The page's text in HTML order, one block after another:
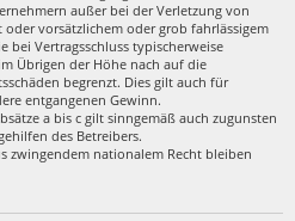
außer bei der Verletzung von
vorsätzlichem oder grob fahrlässigem
bei Vertragsschluss typischerweise
Übrigen der Höhe nach auf die
begrenzt. Dies gilt auch für
entgangenen Gewinn.
a bis c gilt sinngemäß auch zugunsten
des Betreibers.
zwingendem nationalem Recht bleiben